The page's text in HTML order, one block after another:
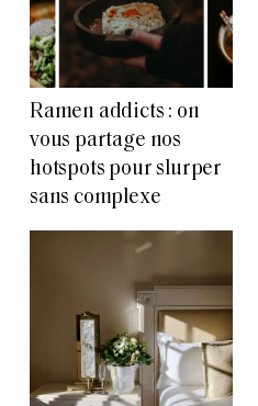
Ramen addicts : on
vous partage nos
hotspots pour slurper
sans complexe